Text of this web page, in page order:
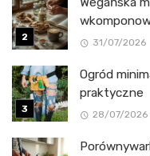
31/07/2026
Ogród
praktyczne
28/07/2026